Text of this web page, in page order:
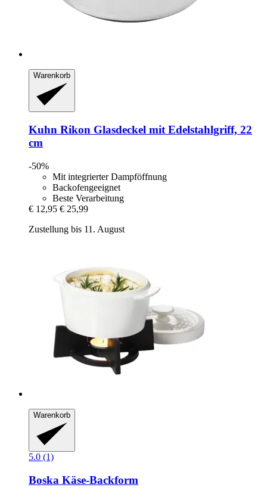
Warenkorb
Kuhn Rikon Glasdeckel mit Edelstahlgriff, 22
cm
-50%
Mit integrierter Dampföffnung
Backofengeeignet
Beste Verarbeitung
€ 12,95 € 25,99
Zustellung bis 11. August
Warenkorb
5.0 (1)
Boska Käse-​Backform